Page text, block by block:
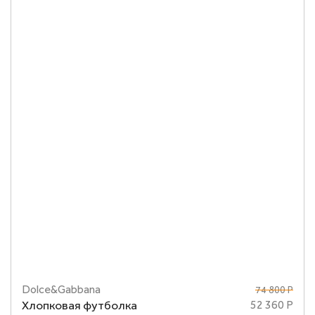
Размеры 42
Dolce&Gabbana
Хлопковая футболка
74 800 Р
52 360 Р